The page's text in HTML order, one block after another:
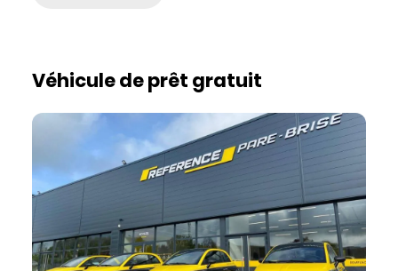
Véhicule de prêt gratuit